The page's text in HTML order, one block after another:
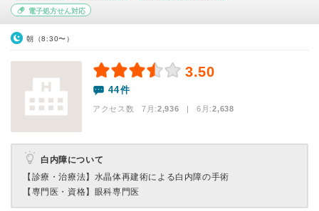
電子処方せん対応
朝（8:30〜）
3.50
44件
アクセス数 7月:2,936 | 6月:2,638
白内障について
【診療・治療法】 水晶体再建術による白内障の手術
【専門医・資格】 眼科専門医